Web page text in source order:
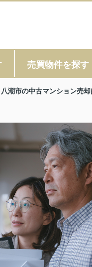
売買物件を探す
八潮市の中古マンション売